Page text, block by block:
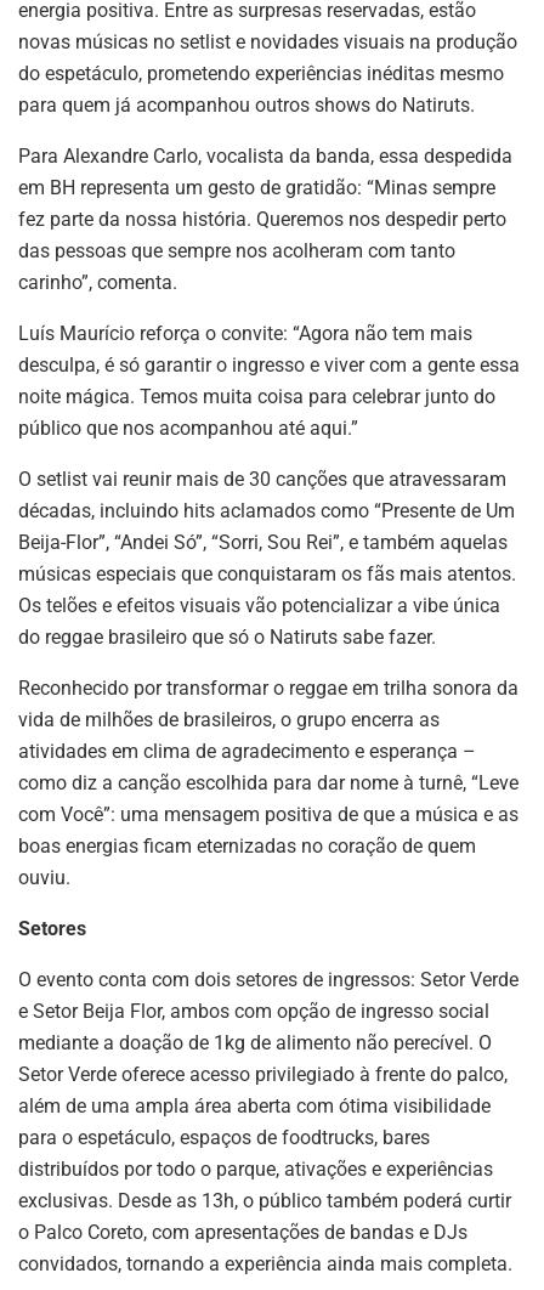
energia positiva. Entre as surpresas reservadas, estão
novas músicas no setlist e novidades visuais na produção
do espetáculo, prometendo experiências inéditas mesmo
para quem já acompanhou outros shows do Natiruts.
Para Alexandre Carlo, vocalista da banda, essa despedida
em BH representa um gesto de gratidão: “Minas sempre
fez parte da nossa história. Queremos nos despedir perto
das pessoas que sempre nos acolheram com tanto
carinho”, comenta.
Luís Maurício reforça o convite: “Agora não tem mais
desculpa, é só garantir o ingresso e viver com a gente essa
noite mágica. Temos muita coisa para celebrar junto do
público que nos acompanhou até aqui.”
O setlist vai reunir mais de 30 canções que atravessaram
décadas, incluindo hits aclamados como “Presente de Um
Beija-Flor”, “Andei Só”, “Sorri, Sou Rei”, e também aquelas
músicas especiais que conquistaram os fãs mais atentos.
Os telões e efeitos visuais vão potencializar a vibe única
do reggae brasileiro que só o Natiruts sabe fazer.
Reconhecido por transformar o reggae em trilha sonora da
vida de milhões de brasileiros, o grupo encerra as
atividades em clima de agradecimento e esperança –
como diz a canção escolhida para dar nome à turnê, “Leve
com Você”: uma mensagem positiva de que a música e as
boas energias ficam eternizadas no coração de quem
ouviu.
Setores
O evento conta com dois setores de ingressos: Setor Verde
e Setor Beija Flor, ambos com opção de ingresso social
mediante a doação de 1kg de alimento não perecível. O
Setor Verde oferece acesso privilegiado à frente do palco,
além de uma ampla área aberta com ótima visibilidade
para o espetáculo, espaços de foodtrucks, bares
distribuídos por todo o parque, ativações e experiências
exclusivas. Desde as 13h, o público também poderá curtir
o Palco Coreto, com apresentações de bandas e DJs
convidados, tornando a experiência ainda mais completa.